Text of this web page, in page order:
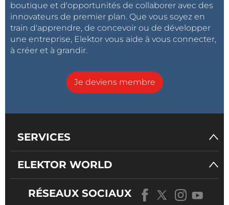
boutique et d'opportunités de collaborer avec des
innovateurs de premier plan. Que vous soyez en
train d'apprendre, de concevoir ou de développer
une entreprise, Elektor vous aide à vous connecter,
à créer et à grandir.
Je deviens membre
SERVICES
ELEKTOR WORLD
RÉSEAUX SOCIAUX